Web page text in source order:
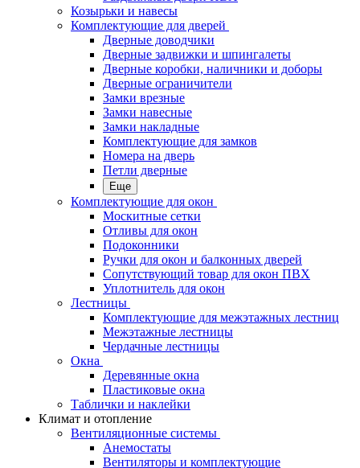
Козырьки и навесы
Комплектующие для дверей
Дверные доводчики
Дверные задвижки и шпингалеты
Дверные коробки, наличники и доборы
Дверные ограничители
Замки врезные
Замки навесные
Замки накладные
Комплектующие для замков
Номера на дверь
Петли дверные
Еще
Комплектующие для окон
Москитные сетки
Отливы для окон
Подоконники
Ручки для окон и балконных дверей
Сопутствующий товар для окон ПВХ
Уплотнитель для окон
Лестницы
Комплектующие для межэтажных лестниц
Межэтажные лестницы
Чердачные лестницы
Окна
Деревянные окна
Пластиковые окна
Таблички и наклейки
Климат и отопление
Вентиляционные системы
Анемостаты
Вентиляторы и комплектующие